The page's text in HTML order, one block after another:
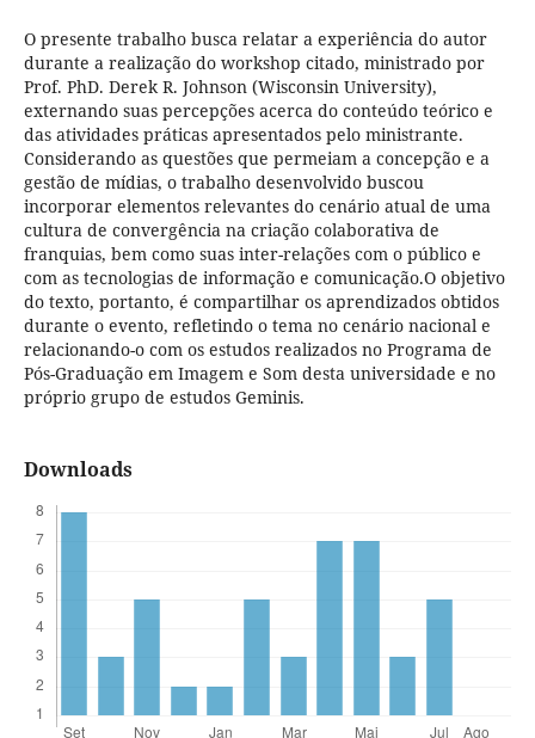
O presente trabalho busca relatar a experiência do autor
durante a realização do workshop citado, ministrado por
Prof. PhD. Derek R. Johnson (Wisconsin University),
externando suas percepções acerca do conteúdo teórico e
das atividades práticas apresentados pelo ministrante.
Considerando as questões que permeiam a concepção e a
gestão de mídias, o trabalho desenvolvido buscou
incorporar elementos relevantes do cenário atual de uma
cultura de convergência na criação colaborativa de
franquias, bem como suas inter-relações com o público e
com as tecnologias de informação e comunicação.O objetivo
do texto, portanto, é compartilhar os aprendizados obtidos
durante o evento, refletindo o tema no cenário nacional e
relacionando-o com os estudos realizados no Programa de
Pós-Graduação em Imagem e Som desta universidade e no
próprio grupo de estudos Geminis.
Downloads